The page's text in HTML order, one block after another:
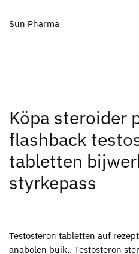
Sun Pharma
Köpa steroider
flashback
tabletten
styrkepass
Testosteron tabletten auf
anabolen buik,. Testosteron